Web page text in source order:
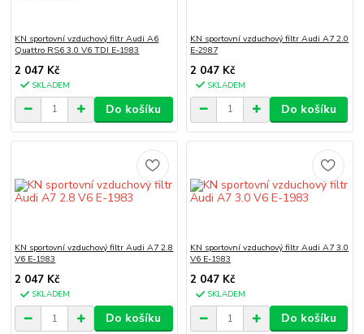
KN sportovní vzduchový filtr Audi A6
Quattro RS6 3.0 V6 TDI E-1983
2 047 Kč
SKLADEM
Do košíku
KN sportovní vzduchový filtr Audi A7 2.0
E-2987
2 047 Kč
SKLADEM
Do košíku
KN sportovní vzduchový filtr Audi A7 2.8
V6 E-1983
2 047 Kč
SKLADEM
Do košíku
KN sportovní vzduchový filtr Audi A7 3.0
V6 E-1983
2 047 Kč
SKLADEM
Do košíku